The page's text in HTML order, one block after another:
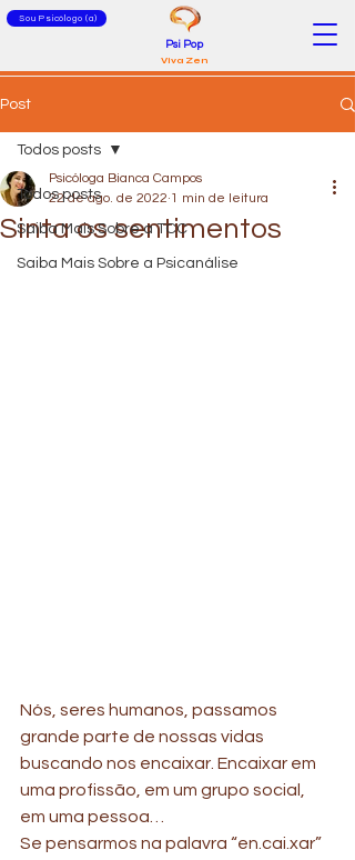
Sou Psicólogo (a)
Psi Pop
Viva Zen
Post
Todos posts
Saiba Mais Sobre a TCC
Saiba Mais Sobre a Psicanálise
Todos posts
Sinta os sentimentos
Psicóloga Bianca Campos
22 de ago. de 2022 1 min de leitura
Nós, seres humanos, passamos
grande parte de nossas vidas
buscando nos encaixar. Encaixar em
uma profissão, em um grupo social,
em uma pessoa…
Se pensarmos na palavra “en.cai.xar”